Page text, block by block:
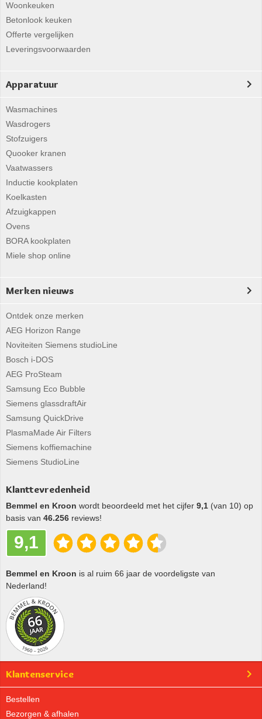
Woonkeuken
Betonlook keuken
Offerte vergelijken
Leveringsvoorwaarden
Apparatuur
Wasmachines
Wasdrogers
Stofzuigers
Quooker kranen
Vaatwassers
Inductie kookplaten
Koelkasten
Afzuigkappen
Ovens
BORA kookplaten
Miele shop online
Merken nieuws
Ontdek onze merken
AEG Horizon Range
Noviteiten Siemens studioLine
Bosch i-DOS
AEG ProSteam
Samsung Eco Bubble
Siemens glassdraftAir
Samsung QuickDrive
PlasmaMade Air Filters
Siemens koffiemachine
Siemens StudioLine
Klanttevredenheid
Bemmel en Kroon wordt beoordeeld met het cijfer 9,1 (van 10) op
basis van 46.256 reviews!
9,1
Bemmel en Kroon is al ruim 66 jaar de voordeligste van
Nederland!
Klantenservice
Bestellen
Bezorgen & afhalen